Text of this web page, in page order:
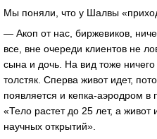
Мы поняли, что у Шалвы
— Акоп от нас, биржевиков,
все, вне очереди клиентов не
сына и дочь. На вид тоже ничего
толстяк. Сперва живот идет,
появляется и кепка-аэродром
«Тело растет до 25 лет, а живот
научных открытий».